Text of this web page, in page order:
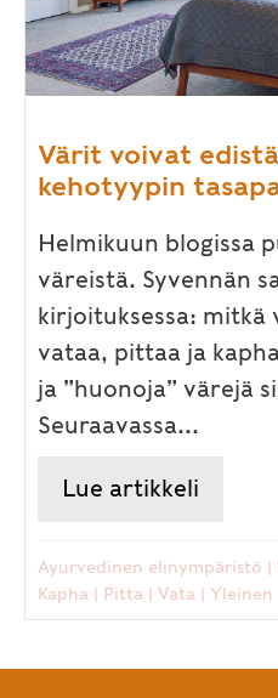
Värit voivat
kehotyypin
Helmikuun blogissa
väreistä. Syvennän
kirjoituksessa:
vataa, pittaa ja
ja ”huonoja” värejä
Seuraavassa...
Lue artikkeli
Ayurvedinen elinympäristö |
Kapha | Pitta | Vata | Yleinen